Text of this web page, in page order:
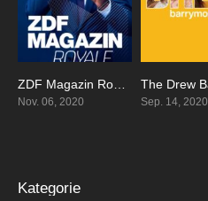
8
Nov. 06, 2020 Sep. 14, 2020
Kategorie